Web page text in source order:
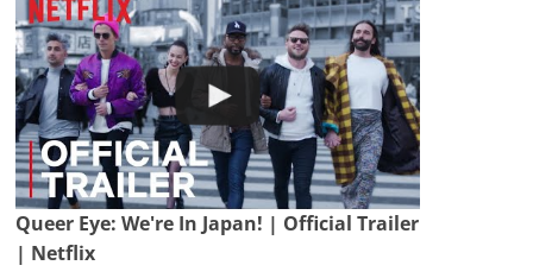
Queer Eye: We're In Japan! | Official Trailer
| Netflix